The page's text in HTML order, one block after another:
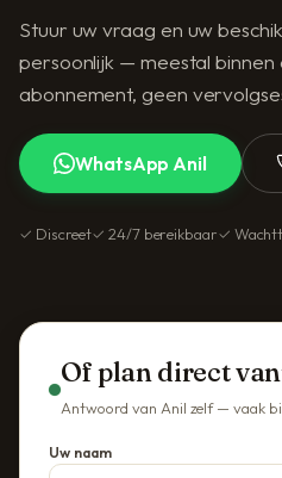
Stuur uw vraag en uw
persoonlijk — meestal binnen
abonnement, geen
WhatsApp Anil
✓ Discreet✓ 24/7 bereikbaar✓
Of plan direct
Antwoord van Anil zelf — vaak
Uw naam